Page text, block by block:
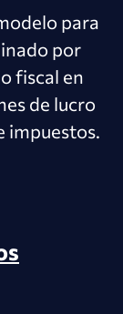
para
por
fiscal en
de lucro
impuestos.